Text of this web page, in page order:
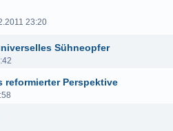
23:20
Sühneopfer
reformierter Perspektive